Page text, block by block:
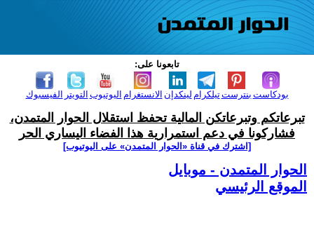
تابعونا على:
الفيسبوك التويتر اليوتيوب الانستغرام لينكدإن تيلكرامبنترست بودكاست
تبرعاتكم وتبرعاتكن المالية تحفظ استقلال الحوار المتمدن،
فشاركونا في دعم استمرارية هذا الفضاء اليساري الحر
[اشترك في قناة ‫«الحوار المتمدن» على اليوتيوب]
الحوار المتمدن - موبايل
الموقع الرئيسي